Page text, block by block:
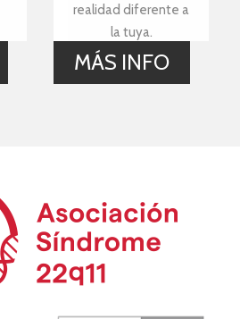
realidad diferente a
la tuya.
MÁS INFO